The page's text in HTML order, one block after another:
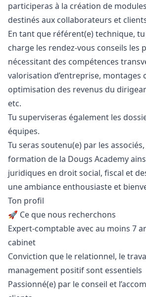
participeras à la création de
destinés aux collaborateurs et
En tant que référent(e) technique,
charge les rendez-vous conseils les
nécessitant des compétences
valorisation d’entreprise, montages
optimisation des revenus du
etc.
Tu superviseras également les
équipes.
Tu seras soutenu(e) par les
formation de la Dougs Academy
juridiques en droit social, fiscal et
une ambiance enthousiaste et
Ton profil
🚀 Ce que nous recherchons
Expert-comptable avec au moins 7
cabinet
Conviction que le relationnel, le
management positif sont essentiels
Passionné(e) par le conseil et